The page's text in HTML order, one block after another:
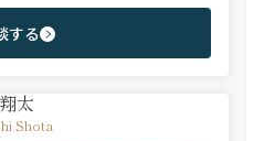
する
太
Shota